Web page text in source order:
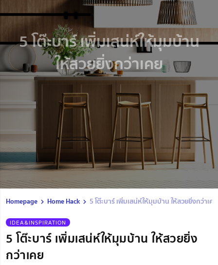
5 โต๊ะบาร์ เพิ่มเสน่ห์ให้มุมบ้าน
ให้สวยยิ่งกว่าเคย
Homepage Home Hack 5 โต๊ะบาร์ เพิ่มเสน่ห์ให้มุมบ้าน ให้สวยยิ่งกว่าเคย
IDEA&INSPIRATION
5 โต๊ะบาร์ เพิ่มเสน่ห์ให้มุมบ้าน ให้สวยยิ่ง
กว่าเคย